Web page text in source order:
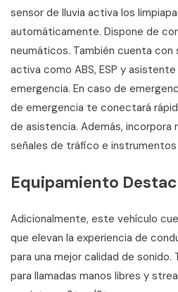
sensor de lluvia activa los
automáticamente. Dispone de
neumáticos. También cuenta con
activa como ABS, ESP y
emergencia. En caso de
de emergencia te conectará
de asistencia. Además, incorpora
señales de tráfico e
Equipamiento
Adicionalmente, este vehículo
que elevan la experiencia de
para una mejor calidad de
para llamadas manos libres y